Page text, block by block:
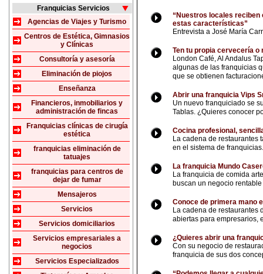
Franquicias Servicios
Agencias de Viajes y Turismo
Centros de Estética, Gimnasios
y Clínicas
Consultoría y asesoría
Eliminación de piojos
Enseñanza
Financieros, inmobiliarios y
administración de fincas
Franquicias clínicas de cirugía
estética
franquicias eliminación de
tatuajes
franquicias para centros de
dejar de fumar
Mensajeros
Servicios
Servicios domiciliarios
Servicios empresariales a
negocios
Servicios Especializados
“Nuestros locales reciben
estas características”
Entrevista a José María
Ten tu propia cervecería o
London Café, Al Andalus
algunas de las franquicias
que se obtienen
Abrir una franquicia Vips
Un nuevo franquiciado se
Tablas. ¿Quieres conocer
Cocina profesional,
La cadena de restaurantes
en el sistema de franquicias.
La franquicia Mundo
La franquicia de comida
buscan un negocio
Conoce de primera mano
La cadena de restaurantes
abiertas para empresarios,
¿Quieres abrir una
Con su negocio de
franquicia de sus dos